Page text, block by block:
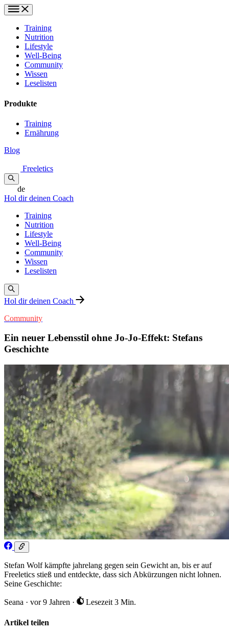
Training
Nutrition
Lifestyle
Well-Being
Community
Wissen
Leselisten
Produkte
Training
Ernährung
Blog
Freeletics
de
Hol dir deinen Coach
Training
Nutrition
Lifestyle
Well-Being
Community
Wissen
Leselisten
Hol dir deinen Coach
Community
Ein neuer Lebensstil ohne Jo-Jo-Effekt: Stefans
Geschichte
Stefan Wolf kämpfte jahrelang gegen sein Gewicht an, bis er auf
Freeletics stieß und entdeckte, dass sich Abkürzungen nicht lohnen.
Seine Geschichte:
Seana · vor 9 Jahren · Lesezeit 3 Min.
Artikel teilen